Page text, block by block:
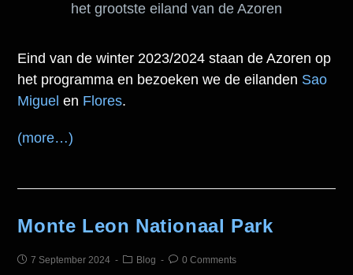
het grootste eiland van de Azoren
Eind van de winter 2023/2024 staan de Azoren op
het programma en bezoeken we de eilanden Sao
Miguelen Flores.
(more…)
Monte Leon Nationaal Park
7 September 2024 Blog 0 Comments